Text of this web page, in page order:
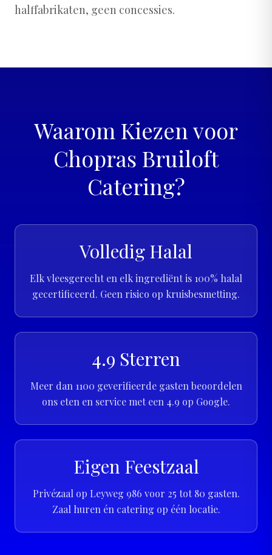
halffabrikaten, geen concessies.
Waarom Kiezen voor
Chopras Bruiloft
Catering?
Volledig Halal
Elk vleesgerecht en elk ingrediënt is 100% halal
gecertificeerd. Geen risico op kruisbesmetting.
4.9 Sterren
Meer dan 1100 geverifieerde gasten beoordelen
ons eten en service met een 4.9 op Google.
Eigen Feestzaal
Privézaal op Leyweg 986 voor 25 tot 80 gasten.
Zaal huren én catering op één locatie.